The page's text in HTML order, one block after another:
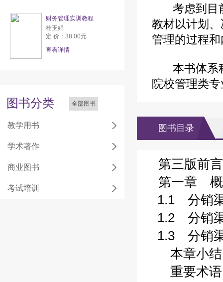
财务管理实训教程
桂玉娟
定 价：38.00元
查看详情
图书分类 全部图书
教学用书
学术著作
商业图书
考试培训
考虑到目前
教材以计划
管理的过程
本书体系科
院校管理类
图书目录
第三版前
第一章 概
1.1 分销渠
1.2 分销
1.3 分销渠
本章小结
重要术语